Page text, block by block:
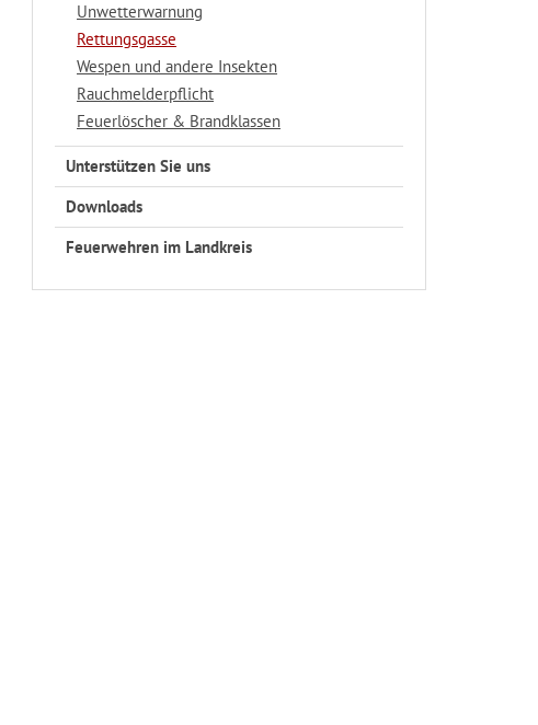
Unwetterwarnung
Rettungsgasse
Wespen und andere Insekten
Rauchmelderpflicht
Feuerlöscher & Brandklassen
Unterstützen Sie uns
Downloads
Feuerwehren im Landkreis